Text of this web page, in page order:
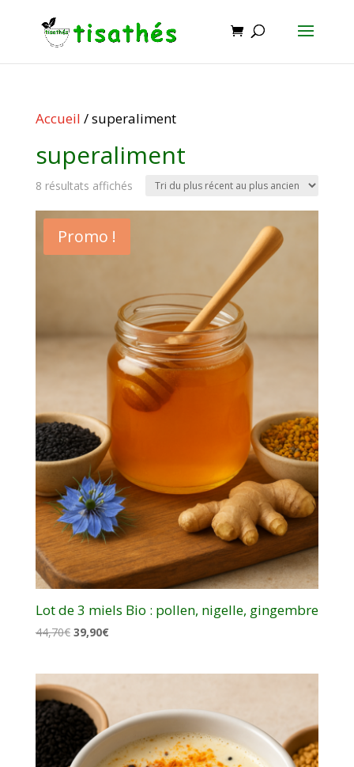
Accueil / superaliment
superaliment
8 résultats affichésTrié
du
plus
ancien
Promo !
Lot de 3 miels Bio : pollen, nigelle, gingembre
44,70€ Le
était :
44,70€.
39,90€Le